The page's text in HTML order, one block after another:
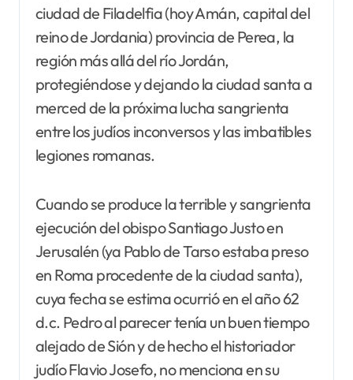
ciudad de Filadelfia (hoy Amán, capital del
reino de Jordania) provincia de Perea, la
región más allá del río Jordán,
protegiéndose y dejando la ciudad santa a
merced de la próxima lucha sangrienta
entre los judíos inconversos y las imbatibles
legiones romanas.
Cuando se produce la terrible y sangrienta
ejecución del obispo Santiago Justo en
Jerusalén (ya Pablo de Tarso estaba preso
en Roma procedente de la ciudad santa),
cuya fecha se estima ocurrió en el año 62
d.c. Pedro al parecer tenía un buen tiempo
alejado de Sión y de hecho el historiador
judío Flavio Josefo, no menciona en su